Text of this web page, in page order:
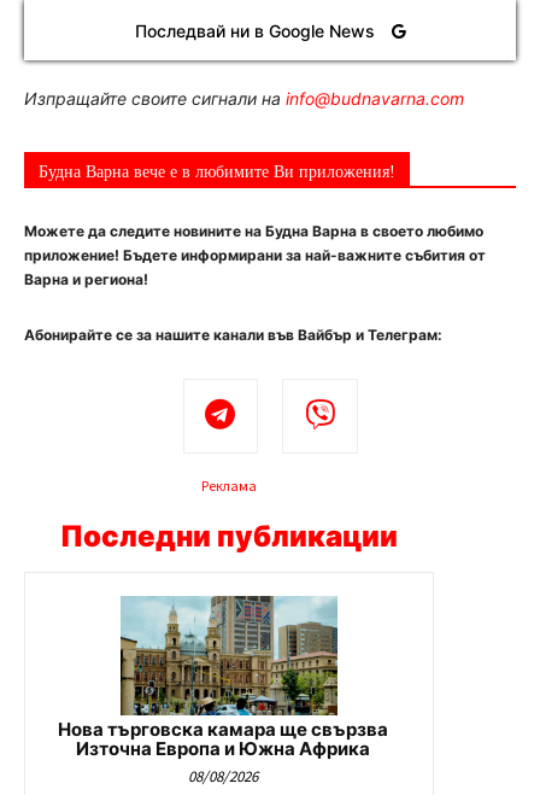
Последвай ни в Google News
Изпращайте своите сигнали на info@budnavarna.com
Будна Варна вече е в любимите Ви приложения!
Можете да следите новините на Будна Варна в своето любимо
приложение! Бъдете информирани за най-важните събития от
Варна и региона!
Абонирайте се за нашите канали във Вайбър и Телеграм:
Реклама
Последни публикации
Нова търговска камара ще свързва
Източна Европа и Южна Африка
08/08/2026